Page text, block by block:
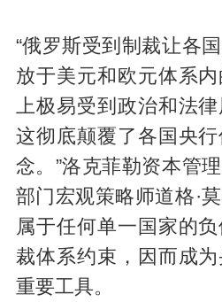
“俄罗斯受到制裁让各
放于美元和欧元体系
上极易受到政治和法
这彻底颠覆了各国央
念。”洛克菲勒资本管
部门宏观策略师道格·
属于任何单一国家的
裁体系约束，因而成
重要工具。